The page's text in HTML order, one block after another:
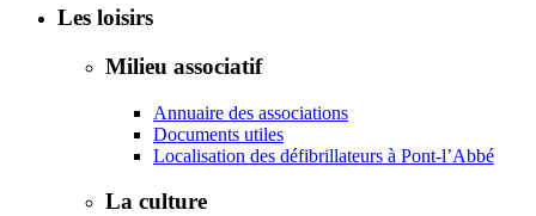
Les loisirs
Milieu associatif
Annuaire des associations
Documents utiles
Localisation des défibrillateurs à Pont-l’Abbé
La culture